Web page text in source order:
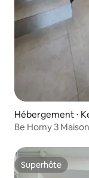
Hébergement ⋅
Be Homy 3
Superhôte
Superhôte